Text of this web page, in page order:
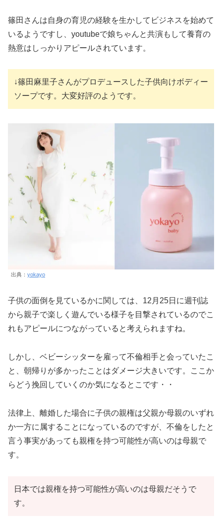
篠田さんは自身の育児の経験を生かしてビジネスを始めて
いるようですし、youtubeで娘ちゃんと共演もして養育の
熱意はしっかりアピールされています。
↓篠田麻里子さんがプロデュースした子供向けボディー
ソープです。大変好評のようです。
出典： yokayo
子供の面倒を見ているかに関しては、12月25日に週刊誌
から親子で楽しく遊んでいる様子を目撃されているのでこ
れもアピールにつながっていると考えられますね。
しかし、ベビーシッターを雇って不倫相手と会っていたこ
と、朝帰りが多かったことはダメージ大きいです。ここか
らどう挽回していくのか気になるとこです・・
法律上、離婚した場合に子供の親権は父親か母親のいずれ
か一方に属することになっているのですが、不倫をしたと
言う事実があっても親権を持つ可能性が高いのは母親で
す。
日本では親権を持つ可能性が高いのは母親だそうで
す。